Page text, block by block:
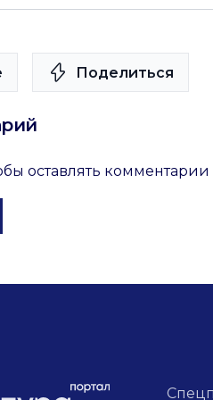
Поделиться
оставлять комментарии